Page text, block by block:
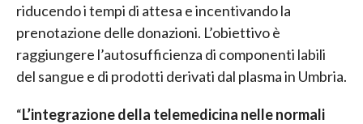
riducendo i tempi di attesa e incentivando la
prenotazione delle donazioni. L’obiettivo è
raggiungere l’autosufficienza di componenti labili
del sangue e di prodotti derivati dal plasma in Umbria.
“L’integrazione della telemedicina nelle normali